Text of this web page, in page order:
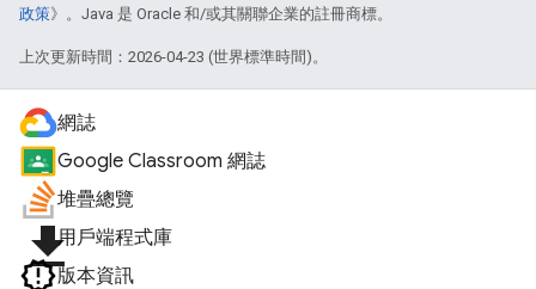
政策》。Java 是 Oracle 和/或其關聯企業的註冊商標。
上次更新時間：2026-04-23 (世界標準時間)。
網誌
Google Classroom 網誌
堆疊總覽
file_download用戶端程式庫
版本資訊